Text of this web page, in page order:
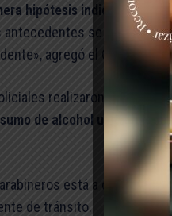
hipótesis indicaría que
antecedentes se mantienen
agregó el Capitán
realizaron los
de alcohol u otras
está a cargo de
de tránsito.